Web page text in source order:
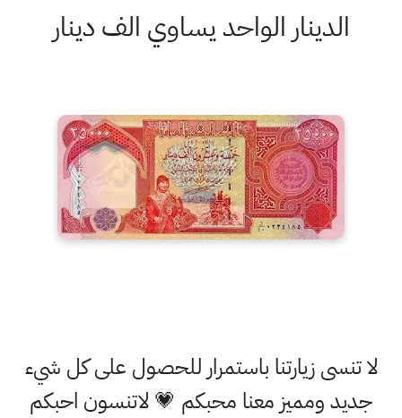
الدينار الواحد يساوي الف دينار
لا تنسى زيارتنا باستمرار للحصول على كل شيء
جديد ومميز معنا محبكم 💗 لاتنسون احبكم